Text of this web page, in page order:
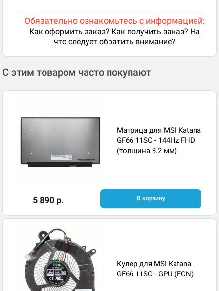
Обязательно ознакомьтесь с информацией:
Как оформить заказ? Как получить заказ? На
что следует обратить внимание?
С этим товаром часто покупают
Матрица для MSI Katana
GF66 11SC - 144Hz FHD
(толщина 3.2 мм)
5 890 р. В корзину
Кулер для MSI Katana
GF66 11SC - GPU (FCN)